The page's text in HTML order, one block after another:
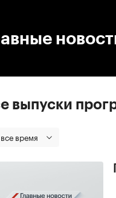
выпуски
время